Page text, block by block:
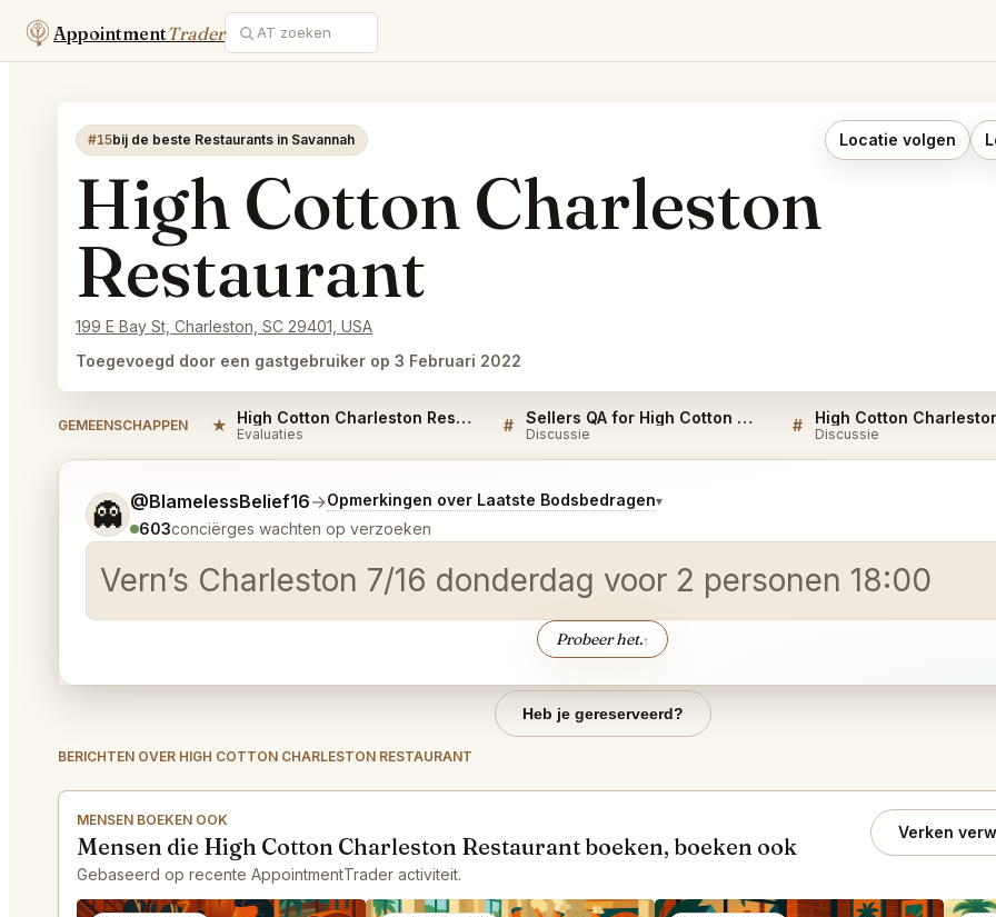
AppointmentTrader
#15bij de beste Restaurants in Savannah Locatie volgen
High Cotton Charleston
Restaurant
199 E Bay St, Charleston, SC 29401, USA
Toegevoegd door een gastgebruiker op 3 Februari 2022
GEMEENSCHAPPEN ★ High Cotton Charleston Restaurant Reviews
Evaluaties # Sellers QA for High Cotton Charleston Restaurant
Discussie # Discussie
👻 @BlamelessBelief16→Opmerkingen over Laatste Bodsbedragen▾
603conciërges wachten op verzoeken
Vern’s Charleston 7/16 donderdag voor 2 personen 18:00
Probeer het.↑
Vertel me wat je wilt.
Heb je gereserveerd?
BERICHTEN OVER HIGH COTTON CHARLESTON RESTAURANT
MENSEN BOEKEN OOK
Mensen die High Cotton Charleston Restaurant boeken, boeken ook
Gebaseerd op recente AppointmentTrader activiteit.
Verken